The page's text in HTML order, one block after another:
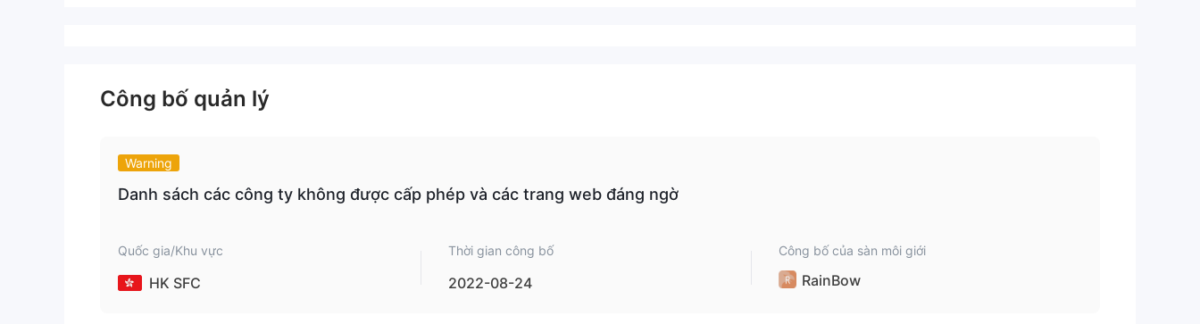
Công bố quản lý
Warning
Danh sách các công ty không được cấp phép và các trang web đáng ngờ
Quốc gia/Khu vực
HK SFC
Thời gian công bố
2022-08-24
Công bố của sàn môi giới
RainBow